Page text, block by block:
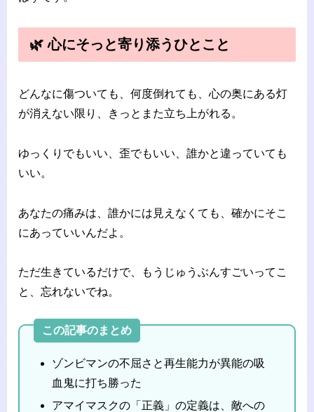
🌿 心にそっと寄り添うひとこと
どんなに傷ついても、何度倒れても、心の奥にある灯
が消えない限り、きっとまた立ち上がれる。
ゆっくりでもいい、歪でもいい、誰かと違っていても
いい。
あなたの痛みは、誰かには見えなくても、確かにそこ
にあっていいんだよ。
ただ生きているだけで、もうじゅうぶんすごいってこ
と、忘れないでね。
この記事のまとめ
ゾンビマンの不屈さと再生能力が異能の吸
血鬼に打ち勝った
アマイマスクの「正義」の定義は、敵への